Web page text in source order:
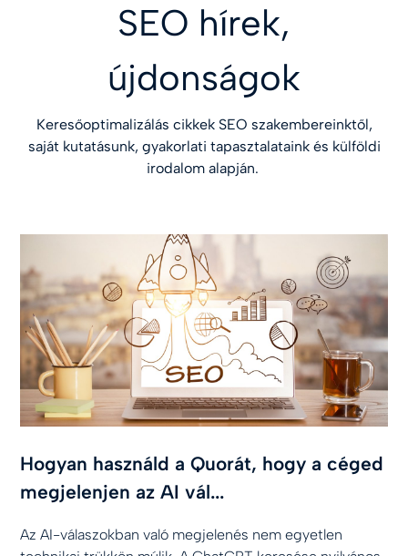
SEO hírek,
újdonságok
Keresőoptimalizálás cikkek SEO szakembereinktől,
saját kutatásunk, gyakorlati tapasztalataink és külföldi
irodalom alapján.
Hogyan használd a Quorát, hogy a céged
megjelenjen az AI vál...
Az AI-válaszokban való megjelenés nem egyetlen